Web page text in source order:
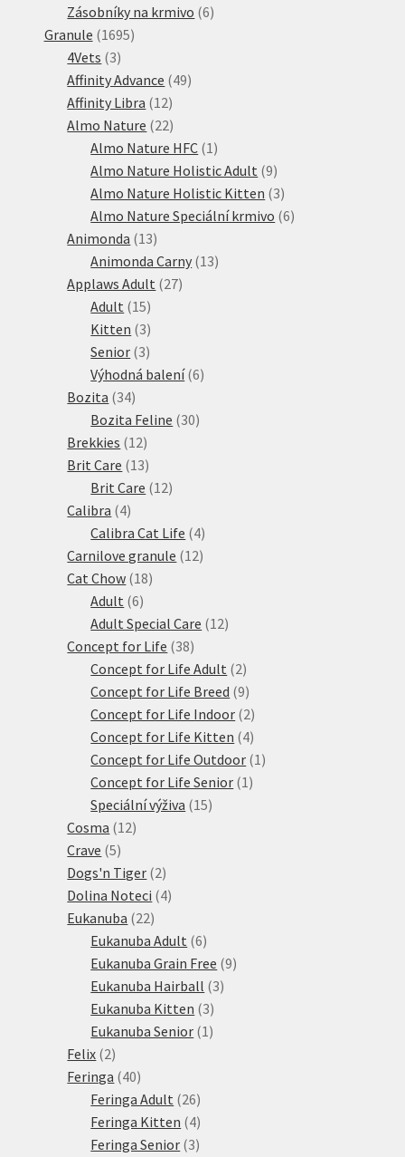
produkty
Zásobníky na krmivo 66
Granule 16951695
4Vets 33
produkty
Affinity Advance 4949
Affinity Libra 1212
produktů
Almo Nature 2222
produktů
Almo Nature HFC 1 1
produkt
Almo Nature Holistic Adult 99
produktů
Almo Nature Holistic Kitten 33
produkty
Almo Nature Speciální krmivo 66
Animonda 1313
produktů
Animonda Carny 1313
Applaws Adult 2727
Adult 1515
produktů
Kitten 33
produkty
Senior 33
produkty
Výhodná balení 66
Bozita 3434
produktů
Bozita Feline 3030
Brekkies 1212
produktů
Brit Care 1313
produktů
Brit Care 1212
Calibra 44
produkty
Calibra Cat Life 44
produkty
Carnilove granule 1212
Cat Chow 1818
Adult 66
produktů
Adult Special Care 1212
Concept for Life 3838
produktů
Concept for Life Adult 22
produkty
Concept for Life Breed 99
produktů
Concept for Life Indoor 22
produkty
Concept for Life Kitten 44
produkty
Concept for Life Outdoor 1 1
Concept for Life Senior 1 1
Speciální výživa 1515
Cosma 1212
Crave 55
produktů
Dogs'n Tiger 22
produkty
Dolina Noteci 44
Eukanuba 2222
produktů
Eukanuba Adult 66
produktů
Eukanuba Grain Free 99
Eukanuba Hairball 33
Eukanuba Kitten 33
produkty
Eukanuba Senior 1 1
Felix 22
produkty
Feringa 4040
produktů
Feringa Adult 2626
produktů
Feringa Kitten 44
produkty
Feringa Senior 33